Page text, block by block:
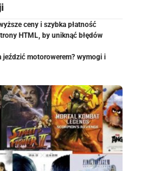
ceny i szybka płatność
HTML, by uniknąć błędów
jeździć motorowerem? wymogi i